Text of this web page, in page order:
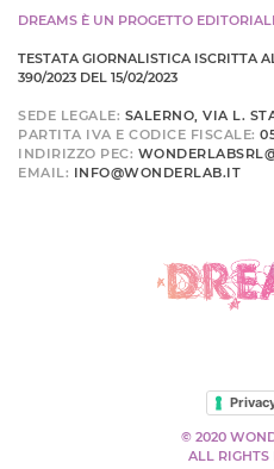
DREAMS È UN PROGETTO
TESTATA GIORNALISTICA ISCRITTA
390/2023 DEL 15/02/2023
SEDE LEGALE: SALERNO, VIA L.
PARTITA IVA E CODICE FISCALE:
INDIRIZZO PEC:
EMAIL: INFO@WONDERLAB.IT
© 2020
ALL RIGHTS